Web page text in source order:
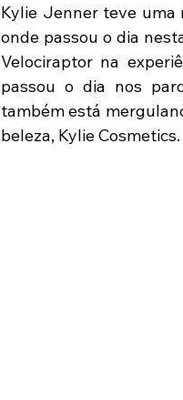
Kylie Jenner teve uma
onde passou o dia
Velociraptor na
passou o dia nos
também está
beleza, Kylie Cosmetics.